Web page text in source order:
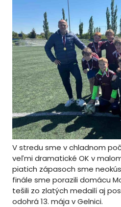
V stredu sme v chladnom
veľmi dramatické OK v
piatich zápasoch sme
finále sme porazili domácu
tešili zo zlatých medailí aj
odohrá 13. mája v Gelnici.